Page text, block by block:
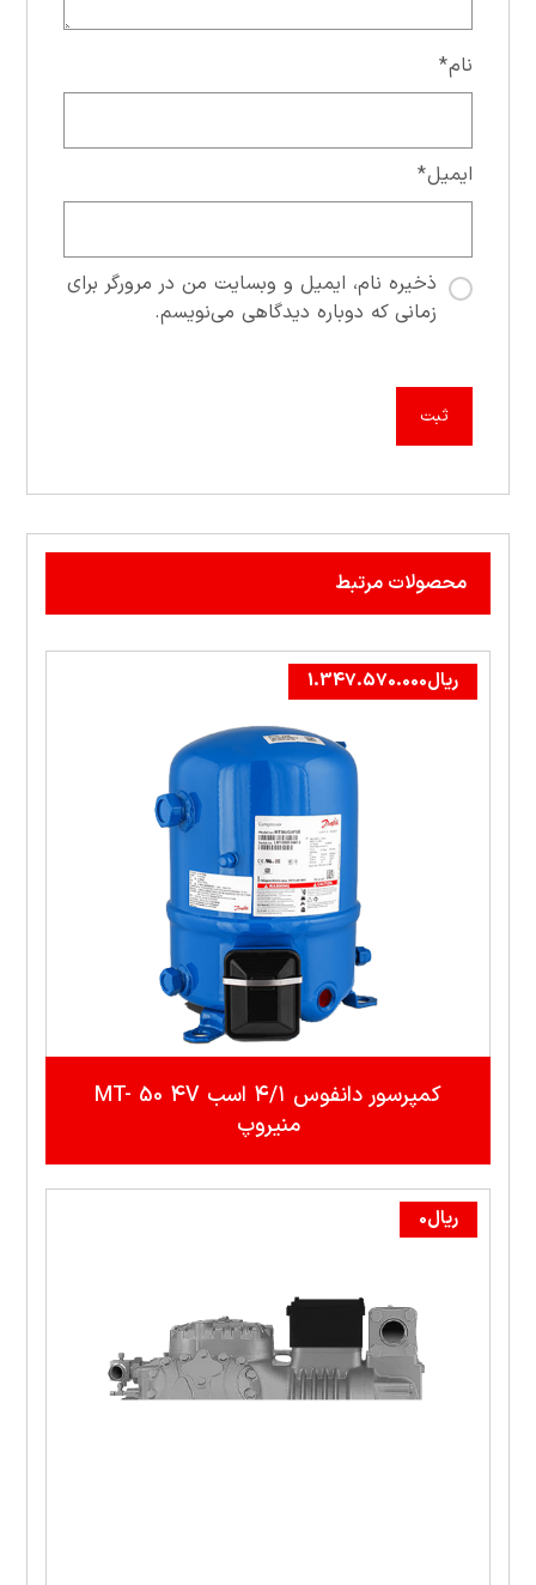
نام*
ایمیل*
ذخیره نام، ایمیل و وبسایت من در مرورگر برای
زمانی که دوباره دیدگاهی می‌نویسم.
محصولات مرتبط
کمپرسور دانفوس ۴/۱ اسب MT- 50 4V
منيروپ
ریال1.347.570.000
ریال0